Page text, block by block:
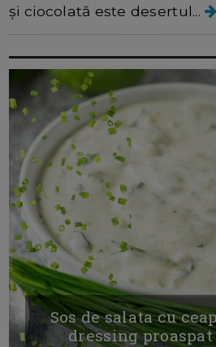
și ciocolată este desertul...
Sos de salata cu
dressing